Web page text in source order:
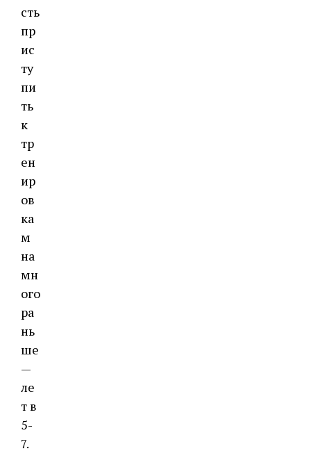
сть
пр
ис
ту
пи
ть
к
тр
ен
ир
ов
ка
м
на
мн
ого
ра
нь
ше
—
ле
т в
5-
7.